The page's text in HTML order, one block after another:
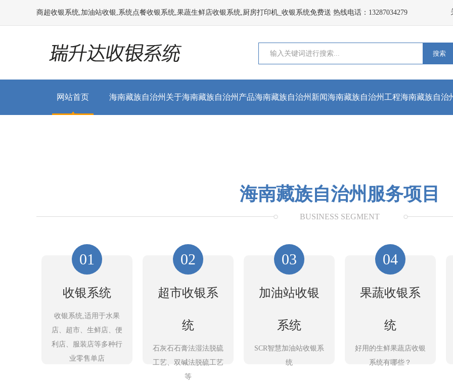
商超收银系统,加油站收银,系统点餐收银系统,果蔬生鲜店收银系统,厨房打印机_收银系统免费送 热线电话：13287034279
搜索
网站首页 海南藏族自治州关于海南藏族自治州产品海南藏族自治州新闻海南藏族自治州工程海南藏族自治
海南藏族自治州服务项目
BUSINESS SEGMENT
01
收银系统
收银系统,适用于水果
店、超市、生鲜店、便
利店、服装店等多种行
业零售单店
02
超市收银系
统
石灰石石膏法湿法脱硫
工艺、双碱法脱硫工艺
等
03
加油站收银
系统
SCR智慧加油站收银系
统
04
果蔬收银系
统
好用的生鲜果蔬店收银
系统有哪些？